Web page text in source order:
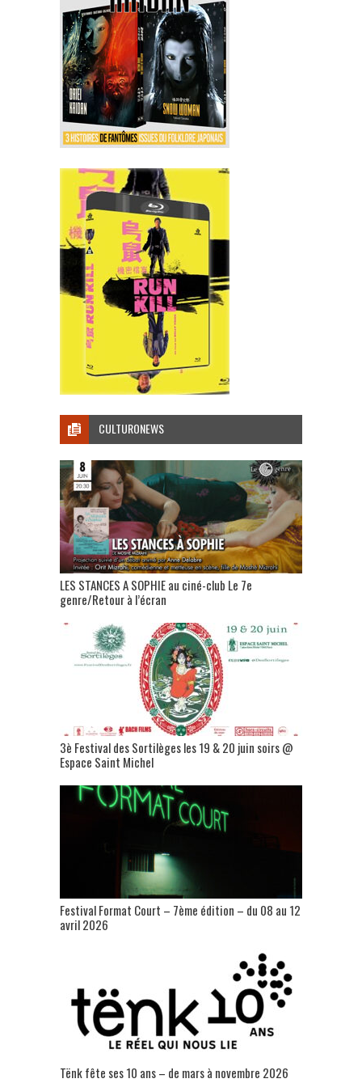
CULTURONEWS
LES STANCES A SOPHIE au ciné-club Le 7e
genre/Retour à l’écran
3è Festival des Sortilèges les 19 & 20 juin soirs @
Espace Saint Michel
Festival Format Court – 7ème édition – du 08 au 12
avril 2026
Tënk fête ses 10 ans – de mars à novembre 2026